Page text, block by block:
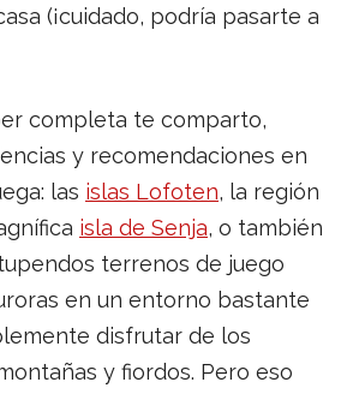
(¡cuidado, podría pasarte a
completa te comparto,
y recomendaciones en
las islas Lofoten, la región
isla de Senja, o también
terrenos de juego
en un entorno bastante
disfrutar de los
y fiordos. Pero eso